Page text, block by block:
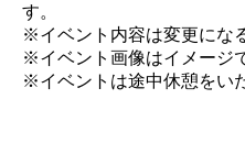
す。
※イベント内容は変更にな
※イベント画像はイメージ
※イベントは途中休憩をい